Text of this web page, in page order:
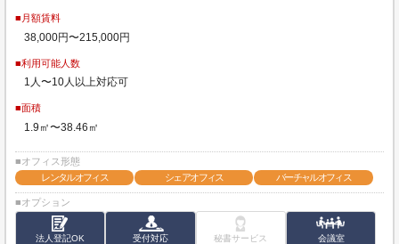
■月額賃料
38,000円〜215,000円
■利用可能人数
1人〜10人以上対応可
■面積
1.9㎡〜38.46㎡
■オフィス形態
レンタルオフィス
シェアオフィス バーチャルオフィス
■オプション
法人登記OK 受付対応 秘書サービス 会議室